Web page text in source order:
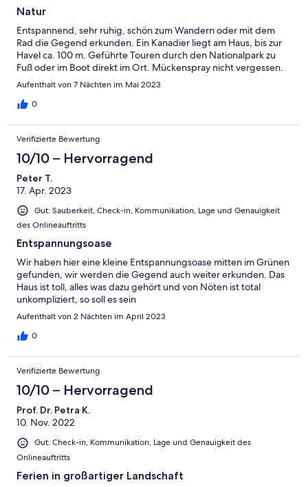
Natur
Entspannend, sehr ruhig, schön zum Wandern oder mit dem
Rad die Gegend erkunden. Ein Kanadier liegt am Haus, bis zur
Havel ca. 100 m. Geführte Touren durch den Nationalpark zu
Fuß oder im Boot direkt im Ort. Mückenspray nicht vergessen.
Aufenthalt von 7 Nächten im Mai 2023
0
Verifizierte Bewertung
10/10 – Hervorragend
Peter T.
17. Apr. 2023
Gut: Sauberkeit, Check-in, Kommunikation, Lage und Genauigkeit
des Onlineauftritts
Entspannungsoase
Wir haben hier eine kleine Entspannungsoase mitten im Grünen
gefunden, wir werden die Gegend auch weiter erkunden. Das
Haus ist toll, alles was dazu gehört und von Nöten ist total
unkompliziert, so soll es sein
Aufenthalt von 2 Nächten im April 2023
0
Verifizierte Bewertung
10/10 – Hervorragend
Prof. Dr. Petra K.
10. Nov. 2022
Gut: Check-in, Kommunikation, Lage und Genauigkeit des
Onlineauftritts
Ferien in großartiger Landschaft